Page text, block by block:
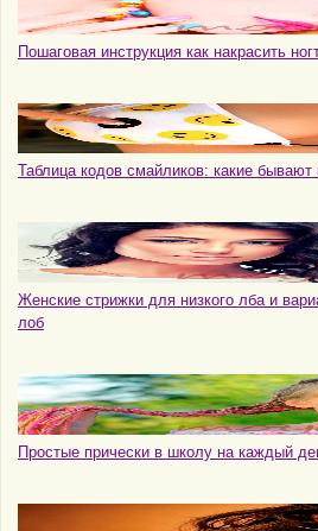
Пошаговая инструкция как накрасить
Таблица кодов смайликов: какие бывают
Женские стрижки для низкого лба и
лоб
Простые прически в школу на каждый